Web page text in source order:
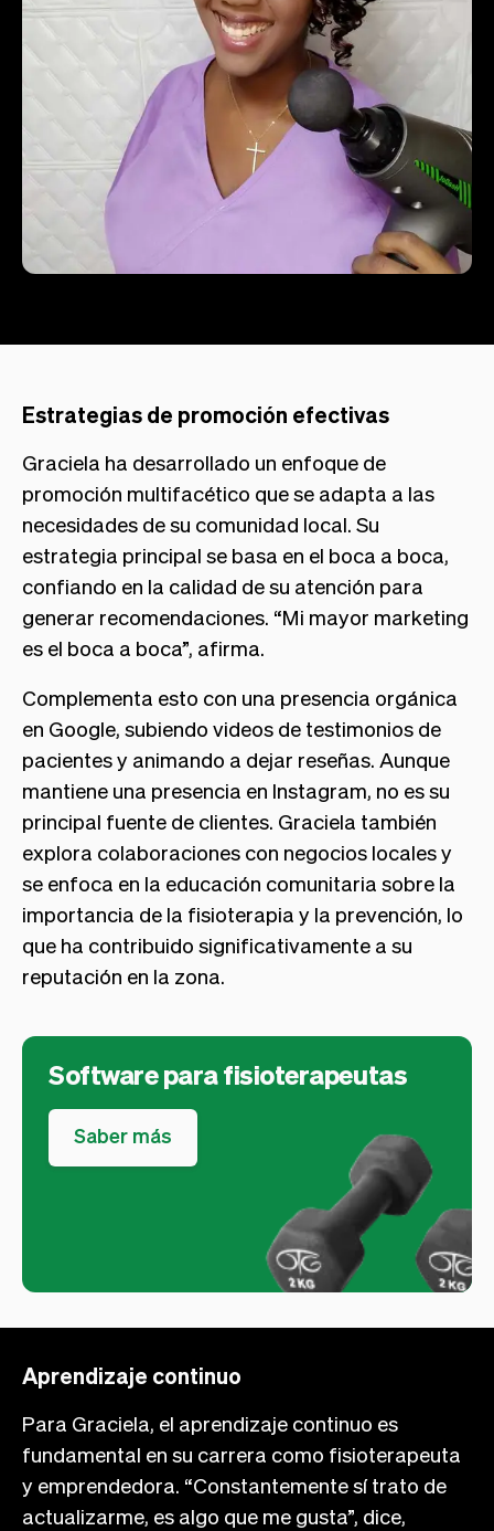
Estrategias de promoción efectivas
Graciela ha desarrollado un enfoque de
promoción multifacético que se adapta a las
necesidades de su comunidad local. Su
estrategia principal se basa en el boca a boca,
confiando en la calidad de su atención para
generar recomendaciones. “Mi mayor marketing
es el boca a boca”, afirma.
Complementa esto con una presencia orgánica
en Google, subiendo videos de testimonios de
pacientes y animando a dejar reseñas. Aunque
mantiene una presencia en Instagram, no es su
principal fuente de clientes. Graciela también
explora colaboraciones con negocios locales y
se enfoca en la educación comunitaria sobre la
importancia de la fisioterapia y la prevención, lo
que ha contribuido significativamente a su
reputación en la zona.
Software para fisioterapeutas
Saber más
Aprendizaje continuo
Para Graciela, el aprendizaje continuo es
fundamental en su carrera como fisioterapeuta
y emprendedora. “Constantemente sí trato de
actualizarme, es algo que me gusta”, dice,